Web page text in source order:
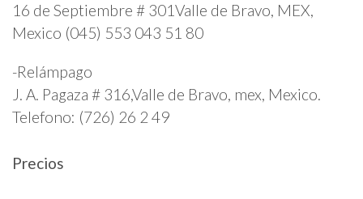
16 de Septiembre # 301Valle de Bravo, MEX,
Mexico (045) 553 043 51 80
-Relámpago
J. A. Pagaza # 316,Valle de Bravo, mex, Mexico.
Telefono: (726) 26 2 49
Precios